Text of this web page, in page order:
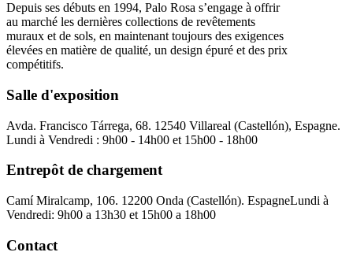
Depuis ses débuts en 1994, Palo Rosa s’engage à offrir
au marché les dernières collections de revêtements
muraux et de sols, en maintenant toujours des exigences
élevées en matière de qualité, un design épuré et des prix
compétitifs.
Salle d'exposition
Avda. Francisco Tárrega, 68. 12540 Villareal (Castellón), Espagne.
Lundi à Vendredi : 9h00 - 14h00 et 15h00 - 18h00
Entrepôt de chargement
Camí Miralcamp, 106. 12200 Onda (Castellón). EspagneLundi à
Vendredi: 9h00 a 13h30 et 15h00 a 18h00
Contact